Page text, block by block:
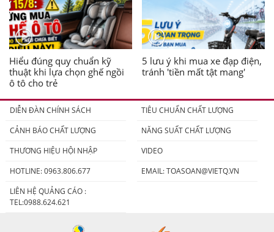
Hiểu đúng quy chuẩn kỹ
thuật khi lựa chọn ghế ngồi
ô tô cho trẻ
5 lưu ý khi mua xe đạp điện,
tránh 'tiền mất tật mang'
DIỄN ĐÀN CHÍNH SÁCH
TIÊU CHUẨN CHẤT LƯỢNG
CẢNH BÁO CHẤT LƯỢNG
NĂNG SUẤT CHẤT LƯỢNG
THƯƠNG HIỆU HỘI NHẬP
VIDEO
HOTLINE: 0963.806.677
EMAIL:TOASOAN@VIETQ.VN
LIÊN HỆ QUẢNG CÁO :
TEL:0988.624.621